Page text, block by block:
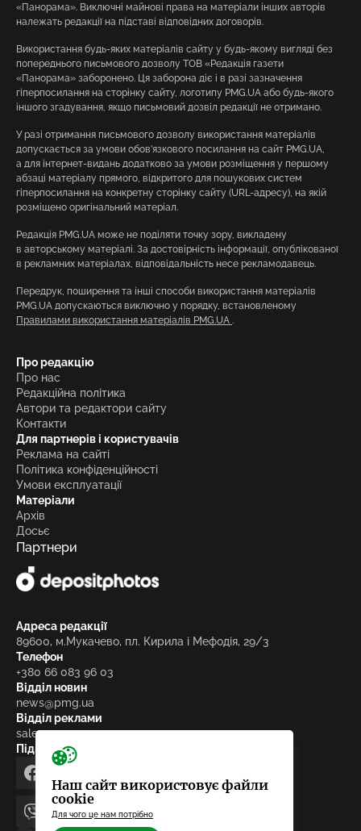
«Панорама». Виключні майнові права на матеріали інших авторів
належать редакції на підставі відповідних договорів.
Використання будь-яких матеріалів сайту у будь-якому вигляді без
попереднього письмового дозволу ТОВ «Редакція газети
«Панорама» заборонено. Ця заборона діє і в разі зазначення
гіперпосилання на сторінку сайту, логотипу PMG.UA або будь-якого
іншого згадування, якщо письмовий дозвіл редакції не отримано.
У разі отримання письмового дозволу використання матеріалів
допускається за умови обов’язкового посилання на сайт PMG.UA,
а для інтернет-видань додатково за умови розміщення у першому
абзаці матеріалу прямого, відкритого для пошукових систем
гіперпосилання на конкретну сторінку сайту (URL-адресу), на якій
розміщено оригінальний матеріал.
Редакція PMG.UA може не поділяти точку зору, викладену
в авторському матеріалі. За достовірність інформації, опублікованої
в рекламних матеріалах, відповідальність несе рекламодавець.
Передрук, поширення та інші способи використання матеріалів
PMG.UA допускаються виключно у порядку, встановленому
Правилами використання матеріалів PMG.UA .
Про редакцію
Про нас
Редакційна політика
Автори та редактори сайту
Контакти
Для партнерів і користувачів
Реклама на сайті
Політика конфіденційності
Умови експлуатації
Матеріали
Архів
Досьє
Партнери
Адреса редакції
89600, м.Мукачево, пл. Кирила і Мефодія, 29/3
Телефон
+380 66 083 96 03
Відділ новин
news@pmg.ua
Відділ реклами
sales@pmg.ua
Підписуйтесь на нас у соціальних мережах
facebooktelegram
viber
youtube
Наш сайт використовує файли
cookie
Для чого це нам потрібно